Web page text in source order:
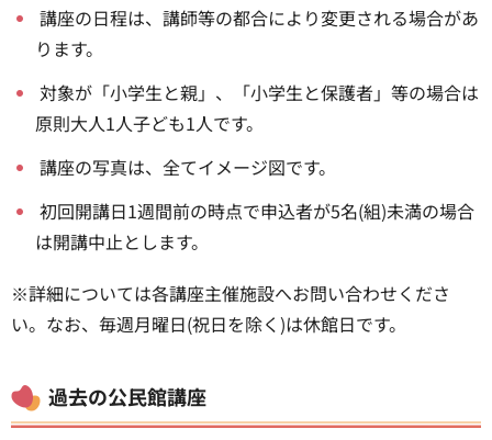
講座の日程は、講師等の都合により変更される場合があ
ります。
対象が「小学生と親」、「小学生と保護者」等の場合は
原則大人1人子ども1人です。
講座の写真は、全てイメージ図です。
初回開講日1週間前の時点で申込者が5名(組)未満の場合
は開講中止とします。
※詳細については各講座主催施設へお問い合わせくださ
い。なお、毎週月曜日(祝日を除く)は休館日です。
過去の公民館講座